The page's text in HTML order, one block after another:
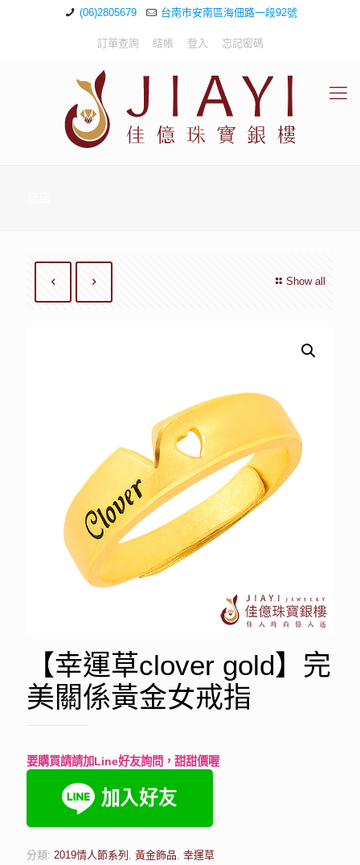
(06)2805679 台南市安南區海佃路一段92號
訂單查詢 結帳 登入 忘記密碼
Show all
【幸運草clover gold】完
美關係黃金女戒指
要購買請請加Line好友詢問，甜甜價喔
分類: 2019情人節系列 黃金飾品 幸運草